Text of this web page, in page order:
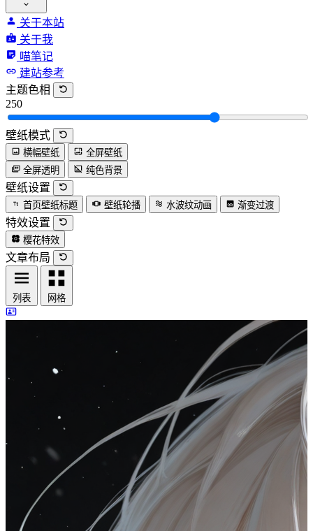
关于本站
关于我
喵笔记
建站参考
主题色相
250
壁纸模式
横幅壁纸
全屏壁纸
全屏透明
纯色背景
壁纸设置
首页壁纸标题 壁纸轮播 水波纹动画 渐变过渡
特效设置
樱花特效
文章布局
列表 网格